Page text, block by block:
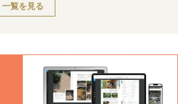
一覧を見る